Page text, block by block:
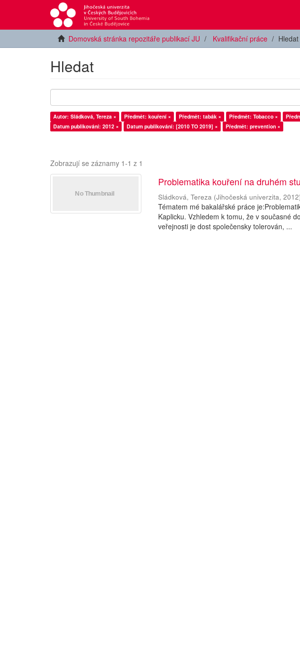
Domovská stránka repozitáře publikací JU Kvalifikační práce Hledat
Hledat
Autor: Sládková, Tereza × Předmět: kouření × Předmět: tabák × Předmět: Tobacco ×
Datum publikování: 2012 ×
Datum publikování: [2010 TO 2019] × Předmět: prevention ×
Zobrazují se záznamy 1-1 z 1
Problematika kouření na druhém
Sládková, Tereza (Jihočeská univerzita,2012
Tématem mé bakalářské práce
Kaplicku. Vzhledem k tomu, že v současné
veřejnosti je dost společensky tolerován, ...